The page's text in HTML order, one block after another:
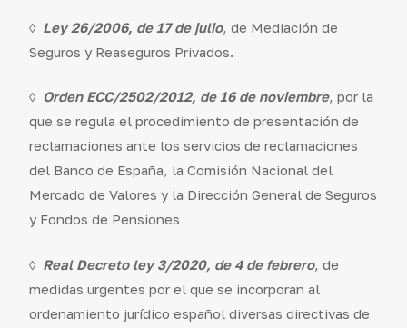
◊ Ley 26/2006, de 17 de julio, de Mediación de
Seguros y Reaseguros Privados.
◊ Orden ECC/2502/2012, de 16 de noviembre, por la
que se regula el procedimiento de presentación de
reclamaciones ante los servicios de reclamaciones
del Banco de España, la Comisión Nacional del
Mercado de Valores y la Dirección General de Seguros
y Fondos de Pensiones
◊ Real Decreto ley 3/2020, de 4 de febrero, de
medidas urgentes por el que se incorporan al
ordenamiento jurídico español diversas directivas de